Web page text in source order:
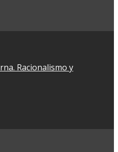
Racionalismo y